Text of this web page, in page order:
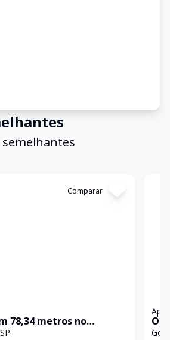
Comparar
78,34 metros no
5 andares com